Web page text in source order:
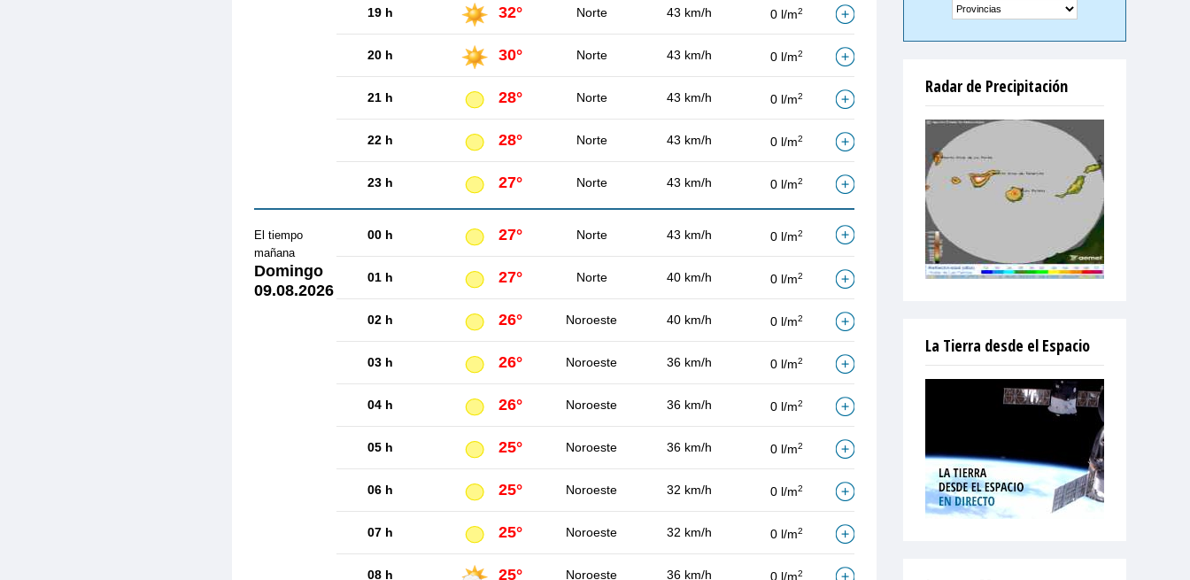
19 h 32° Norte 43 km/h 0 l/m2
20 h 30° Norte 43 km/h 0 l/m2
21 h 28° Norte 43 km/h 0 l/m2
22 h 28° Norte 43 km/h 0 l/m2
23 h 27° Norte 43 km/h 0 l/m2
El tiempo
mañana
Domingo
09.08.2026
00 h 27° Norte 43 km/h 0 l/m2
01 h 27° Norte 40 km/h 0 l/m2
02 h 26° Noroeste 40 km/h 0 l/m2
03 h 26° Noroeste 36 km/h 0 l/m2
04 h 26° Noroeste 36 km/h 0 l/m2
05 h 25° Noroeste 36 km/h 0 l/m2
06 h 25° Noroeste 32 km/h 0 l/m2
07 h 25° Noroeste 32 km/h 0 l/m2
08 h 25° Noroeste 36 km/h 0 l/m2
Radar de Precipitación
La Tierra desde el Espacio